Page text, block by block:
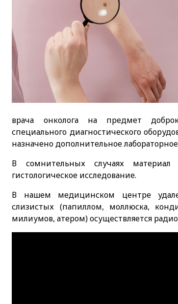
врача онколога на предмет
специального диагностического
назначено дополнительное
В сомнительных случаях
гистологическое исследование.
В нашем медицинском центре
слизистых (папиллом, моллюска,
милиумов, атером) осуществляется